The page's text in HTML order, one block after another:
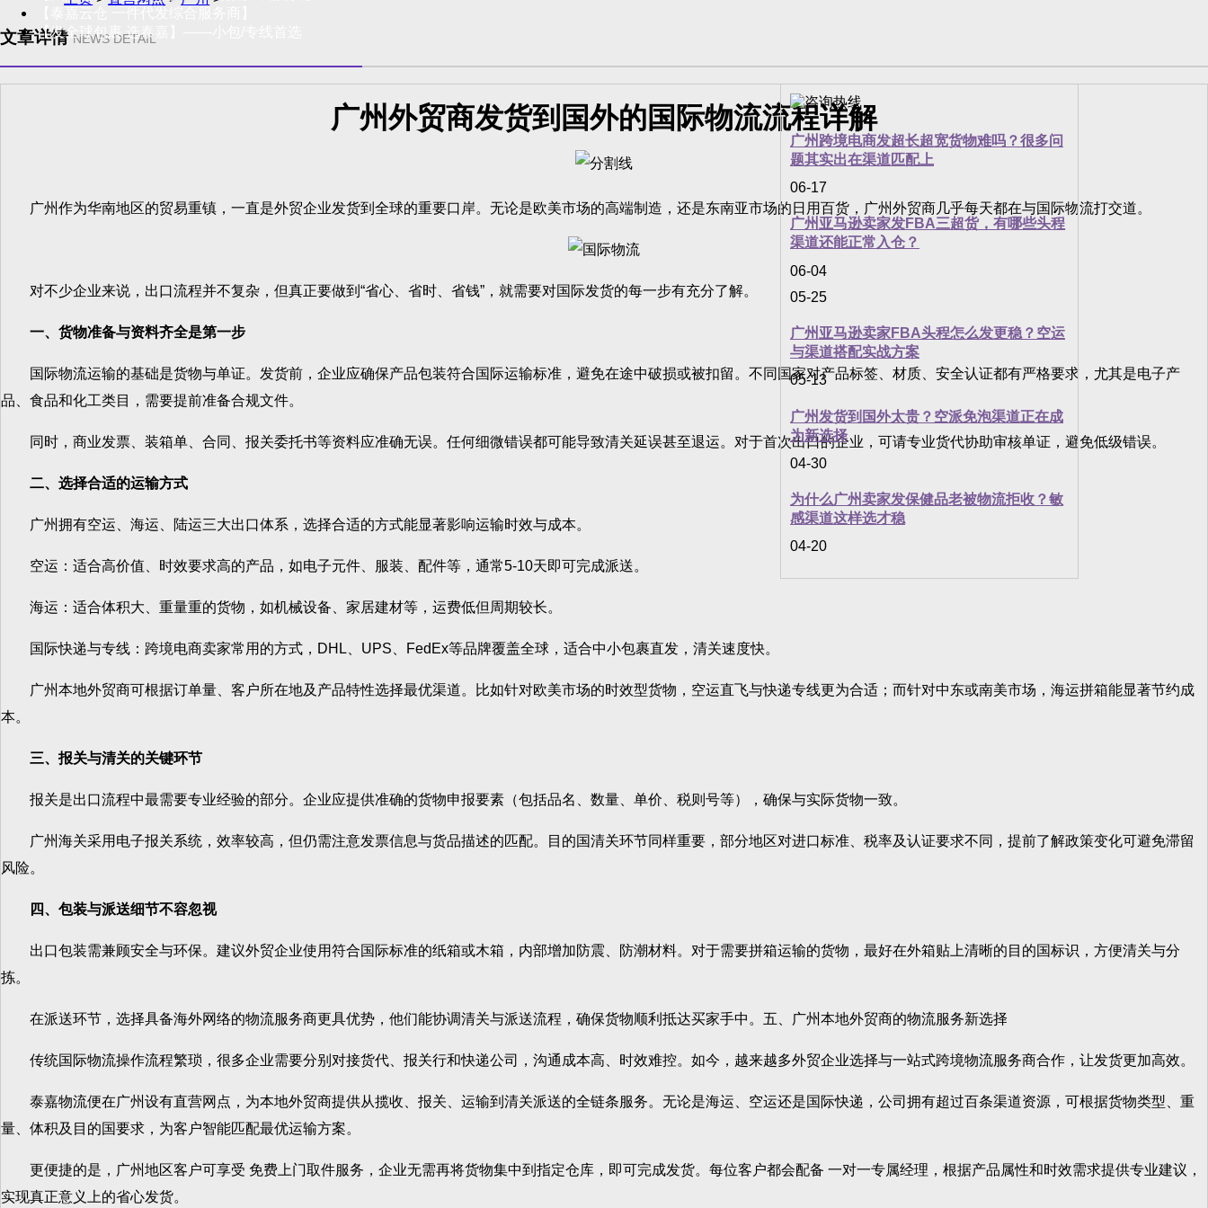
【发全球包裹 选泰嘉】——小包/专线首选
文章详情 NEWS DETAIL
广州跨境电商发超长超宽货物难吗？很多问
题其实出在渠道匹配上
06-17
广州亚马逊卖家发FBA三超货，有哪些头程
渠道还能正常入仓？
06-04
05-25
广州亚马逊卖家FBA头程怎么发更稳？空运
与渠道搭配实战方案
05-13
广州发货到国外太贵？空派免泡渠道正在成
为新选择
04-30
为什么广州卖家发保健品老被物流拒收？敏
感渠道这样选才稳
04-20
广州外贸商发货到国外的国际物流流程详解
广州作为华南地区的贸易重镇，一直是外贸企业发货到全球的重要口岸。无论是欧美市场的高端制造，还是东南亚市场的日用百货，广州外贸商几乎每天都在与国际物流打交道。
对不少企业来说，出口流程并不复杂，但真正要做到“省心、省时、省钱”，就需要对国际发货的每一步有充分了解。
一、货物准备与资料齐全是第一步
国际物流运输的基础是货物与单证。发货前，企业应确保产品包装符合国际运输标准，避免在途中破损或被扣留。不同国家对产品标签、材质、安全认证都有严格要求，尤其是电子产
品、食品和化工类目，需要提前准备合规文件。
同时，商业发票、装箱单、合同、报关委托书等资料应准确无误。任何细微错误都可能导致清关延误甚至退运。对于首次出口的企业，可请专业货代协助审核单证，避免低级错误。
二、选择合适的运输方式
广州拥有空运、海运、陆运三大出口体系，选择合适的方式能显著影响运输时效与成本。
空运：适合高价值、时效要求高的产品，如电子元件、服装、配件等，通常5-10天即可完成派送。
海运：适合体积大、重量重的货物，如机械设备、家居建材等，运费低但周期较长。
国际快递与专线：跨境电商卖家常用的方式，DHL、UPS、FedEx等品牌覆盖全球，适合中小包裹直发，清关速度快。
广州本地外贸商可根据订单量、客户所在地及产品特性选择最优渠道。比如针对欧美市场的时效型货物，空运直飞与快递专线更为合适；而针对中东或南美市场，海运拼箱能显著节约成
本。
三、报关与清关的关键环节
报关是出口流程中最需要专业经验的部分。企业应提供准确的货物申报要素（包括品名、数量、单价、税则号等），确保与实际货物一致。
广州海关采用电子报关系统，效率较高，但仍需注意发票信息与货品描述的匹配。目的国清关环节同样重要，部分地区对进口标准、税率及认证要求不同，提前了解政策变化可避免滞留
风险。
四、包装与派送细节不容忽视
出口包装需兼顾安全与环保。建议外贸企业使用符合国际标准的纸箱或木箱，内部增加防震、防潮材料。对于需要拼箱运输的货物，最好在外箱贴上清晰的目的国标识，方便清关与分
拣。
在派送环节，选择具备海外网络的物流服务商更具优势，他们能协调清关与派送流程，确保货物顺利抵达买家手中。五、广州本地外贸商的物流服务新选择
传统国际物流操作流程繁琐，很多企业需要分别对接货代、报关行和快递公司，沟通成本高、时效难控。如今，越来越多外贸企业选择与一站式跨境物流服务商合作，让发货更加高效。
泰嘉物流便在广州设有直营网点，为本地外贸商提供从揽收、报关、运输到清关派送的全链条服务。无论是海运、空运还是国际快递，公司拥有超过百条渠道资源，可根据货物类型、重
量、体积及目的国要求，为客户智能匹配最优运输方案。
更便捷的是，广州地区客户可享受 免费上门取件服务，企业无需再将货物集中到指定仓库，即可完成发货。每位客户都会配备 一对一专属经理，根据产品属性和时效需求提供专业建议，
实现真正意义上的省心发货。